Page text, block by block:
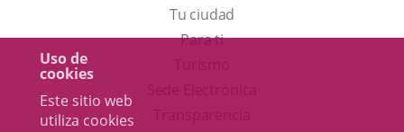
Uso de
cookies
Este sitio web
utiliza cookies
Tu ciudad
Para ti